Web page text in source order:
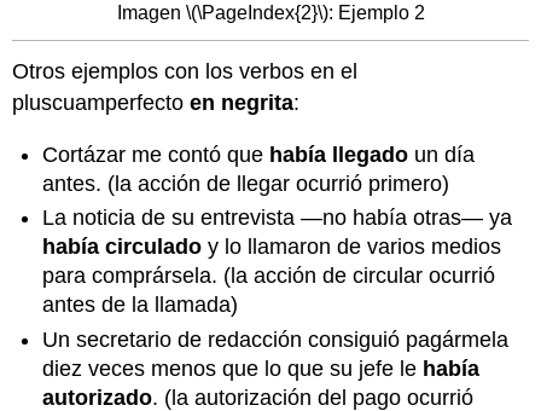
Imagen \(\PageIndex{2}\): Ejemplo 2
Otros ejemplos con los verbos en el
pluscuamperfectoen negrita:
Cortázar me contó que había llegado un día
antes. (la acción de llegar ocurrió primero)
La noticia de su entrevista —no había otras— ya
había circulado y lo llamaron de varios medios
para comprársela. (la acción de circular ocurrió
antes de la llamada)
Un secretario de redacción consiguió pagármela
diez veces menos que lo que su jefe le había
autorizado. (la autorización del pago ocurrió